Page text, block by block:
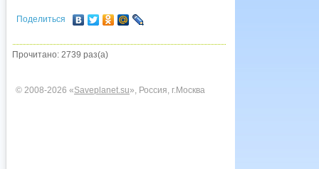
Поделиться
Прочитано: 2739 раз(а)
© 2008-2026 «Saveplanet.su», Россия, г.Москва